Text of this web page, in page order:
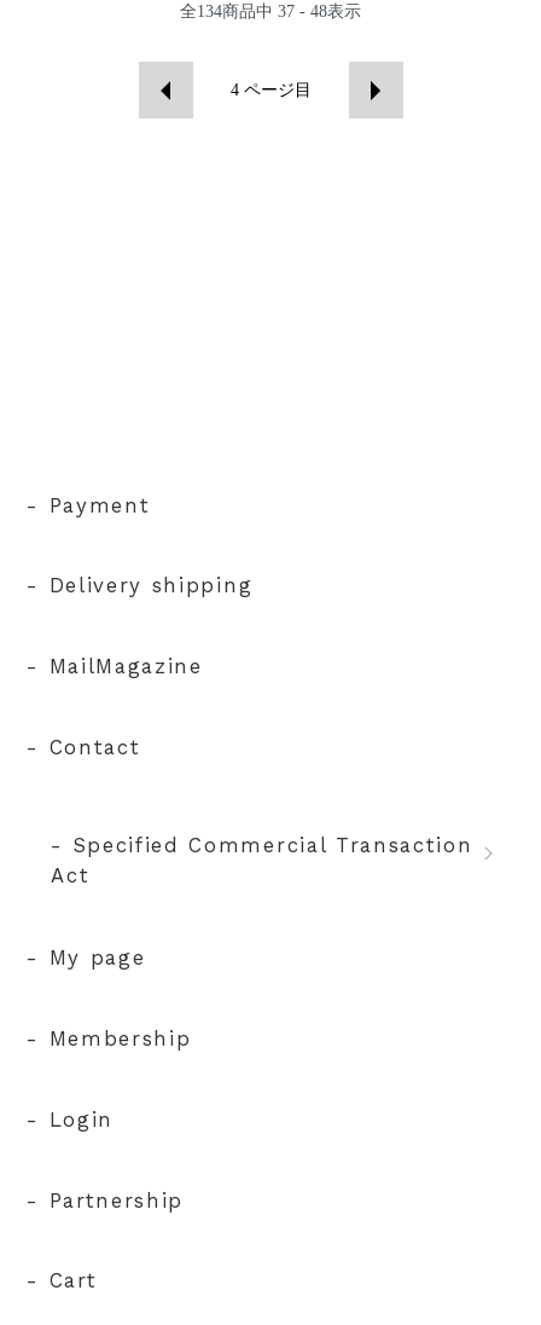
全134商品中 37 - 48表示
4 ページ目
- Payment
- Delivery shipping
- MailMagazine
- Contact
- Specified Commercial Transaction
Act
- My page
- Membership
- Login
- Partnership
- Cart